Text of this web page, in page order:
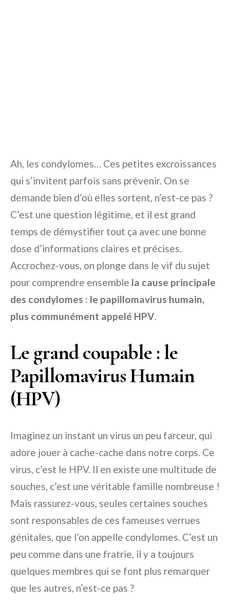
Ah, les condylomes… Ces petites excroissances
qui s’invitent parfois sans prévenir. On se
demande bien d’où elles sortent, n’est-ce pas ?
C’est une question légitime, et il est grand
temps de démystifier tout ça avec une bonne
dose d’informations claires et précises.
Accrochez-vous, on plonge dans le vif du sujet
pour comprendre ensemble la cause principale
des condylomes : le papillomavirus humain,
plus communément appelé HPV.
Le grand coupable : le
Papillomavirus Humain
(HPV)
Imaginez un instant un virus un peu farceur, qui
adore jouer à cache-cache dans notre corps. Ce
virus, c’est le HPV. Il en existe une multitude de
souches, c’est une véritable famille nombreuse !
Mais rassurez-vous, seules certaines souches
sont responsables de ces fameuses verrues
génitales, que l’on appelle condylomes. C’est un
peu comme dans une fratrie, il y a toujours
quelques membres qui se font plus remarquer
que les autres, n’est-ce pas ?